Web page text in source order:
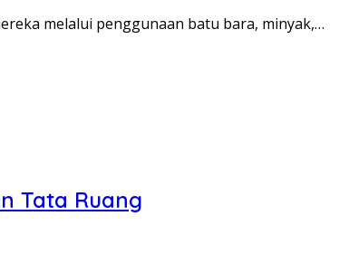
melalui penggunaan batu bara, minyak,…
Tata Ruang